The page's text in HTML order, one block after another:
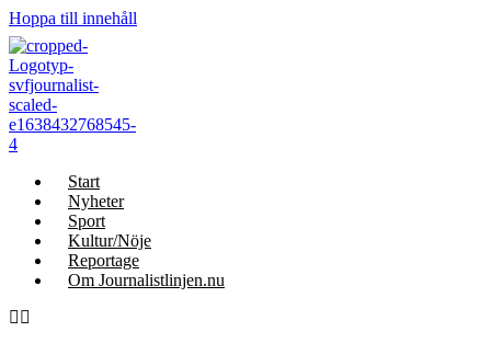
Hoppa till innehåll
Start
Nyheter
Sport
Kultur/Nöje
Reportage
Om Journalistlinjen.nu